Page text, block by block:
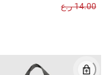
14.00 ر.ع